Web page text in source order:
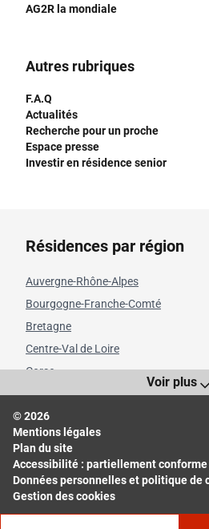
AG2R la mondiale
Autres rubriques
F.A.Q
Actualités
Recherche pour un proche
Espace presse
Investir en résidence senior
Résidences par région
Auvergne-Rhône-Alpes
Bourgogne-Franche-Comté
Bretagne
Centre-Val de Loire
Corse
Grand Est
Hauts-de-France
Île-de-France
Normandie
Nouvelle-Aquitaine
Voir plus
© 2026
Mentions légales
Plan du site
Accessibilité : partiellement conforme
Données personnelles et politique
Gestion des cookies